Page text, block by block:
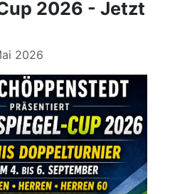
2026 - Jetzt
2026